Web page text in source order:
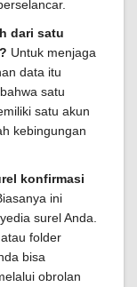
dari satu
Untuk menjaga
data itu
satu
satu akun
kebingungan
konfirmasi
ini
surel Anda.
folder
bisa
obrolan